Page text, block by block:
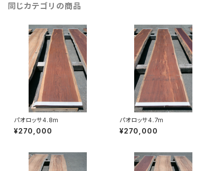
同じカテゴリの商品
パオロッサ4.8m
¥270,000
パオロッサ4.7m
¥270,000